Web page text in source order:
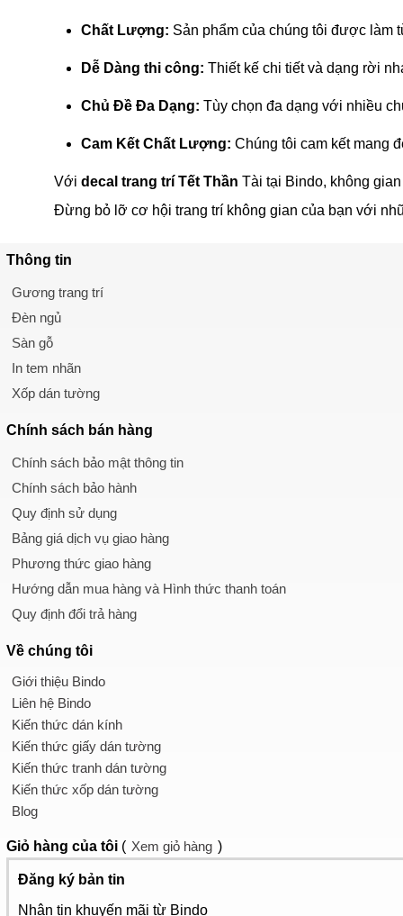
Chất Lượng: Sản phẩm của chúng tôi được làm
Dễ Dàng thi công: Thiết kế chi tiết và dạng rời
Chủ Đề Đa Dạng: Tùy chọn đa dạng với nhiều
Cam Kết Chất Lượng: Chúng tôi cam kết mang
Với decal trang trí Tết Thần Tài tại Bindo, không
Đừng bỏ lỡ cơ hội trang trí không gian của bạn với
Thông tin
Gương trang trí
Đèn ngủ
Sàn gỗ
In tem nhãn
Xốp dán tường
Chính sách bán hàng
Chính sách bảo mật thông tin
Chính sách bảo hành
Quy định sử dụng
Bảng giá dịch vụ giao hàng
Phương thức giao hàng
Hướng dẫn mua hàng và Hình thức thanh toán
Quy định đổi trả hàng
Về chúng tôi
Giới thiệu Bindo
Liên hệ Bindo
Kiến thức dán kính
Kiến thức giấy dán tường
Kiến thức tranh dán tường
Kiến thức xốp dán tường
Blog
Giỏ hàng của tôi ( Xem giỏ hàng )
Đăng ký bản tin
Nhận tin khuyến mãi từ Bindo